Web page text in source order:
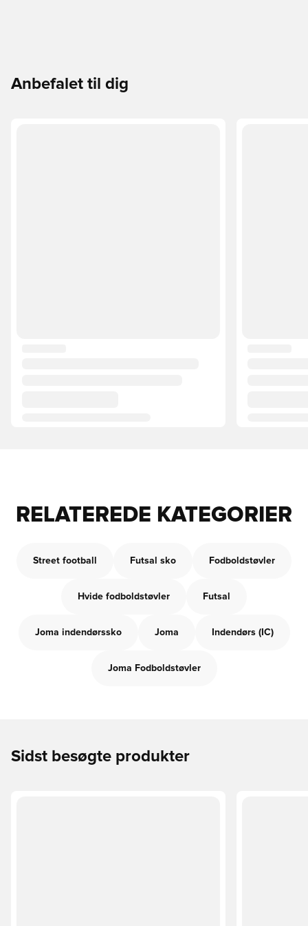
Anbefalet til dig
RELATEREDE KATEGORIER
Street football Futsal sko Fodboldstøvler
Hvide fodboldstøvler Futsal
Joma indendørssko Joma Indendørs (IC)
Joma Fodboldstøvler
Sidst besøgte produkter